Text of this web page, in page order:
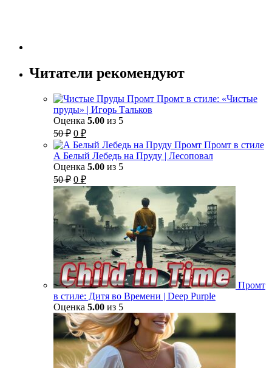
Читатели рекомендуют
Промт в стиле: «Чистые
пруды» | Игорь Тальков
Оценка 5.00 из 5
50₽ Первоначальная
цена
составляла
50 ₽.
0 ₽Текущая
цена:
0 ₽.
Промт в стиле
А Белый Лебедь на Пруду | Лесоповал
Оценка 5.00 из 5
50₽ Первоначальная
цена
составляла
50 ₽.
0 ₽Текущая
цена:
0 ₽.
Промт
в стиле: Дитя во Времени | Deep Purple
Оценка 5.00 из 5